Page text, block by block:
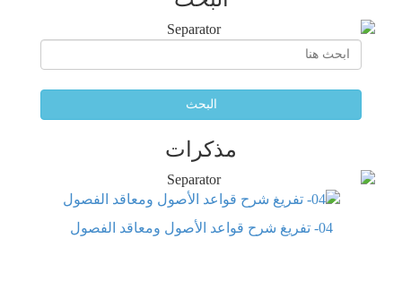
البحث
مذكرات
04- تفريغ شرح قواعد الأصول ومعاقد الفصول